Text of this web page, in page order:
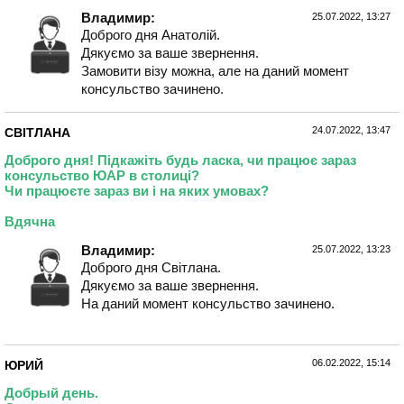
Владимир: 25.07.2022, 13:27
Доброго дня Анатолій.
Дякуємо за ваше звернення.
Замовити візу можна, але на даний момент
консульство зачинено.
СВІТЛАНА 24.07.2022, 13:47
Доброго дня! Підкажіть будь ласка, чи працює зараз
консульство ЮАР в столиці?
Чи працюєте зараз ви і на яких умовах?
Вдячна
Владимир:
25.07.2022, 13:23
Доброго дня Світлана.
Дякуємо за ваше звернення.
На даний момент консульство зачинено.
ЮРИЙ 06.02.2022, 15:14
Добрый день.